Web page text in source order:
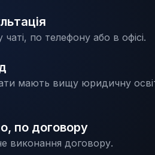
по телефону або в офісі.
мають вищу юридичну
по договору
виконання договору.